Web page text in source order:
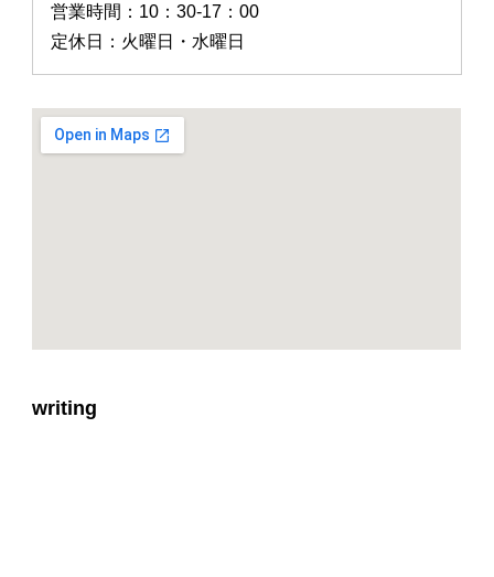
営業時間：10：30-17：00
定休日：火曜日・水曜日
writing